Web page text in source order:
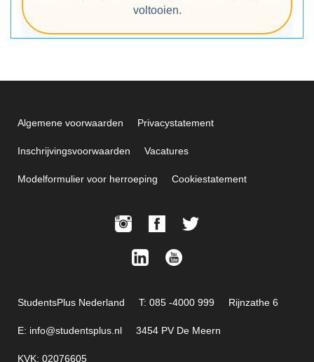
voltooien.
Algemene voorwaarden Privacystatement
Inschrijvingsvoorwaarden Vacatures
Modelformulier voor herroeping Cookiestatement
StudentsPlus Nederland T: 085 -4000 999 Rijnzathe 6
E: info@studentsplus.nl 3454 PV De Meern
KVK: 02076605